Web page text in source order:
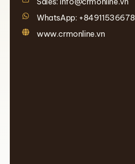
WhatsApp: +84911536678
www.crmonline.vn